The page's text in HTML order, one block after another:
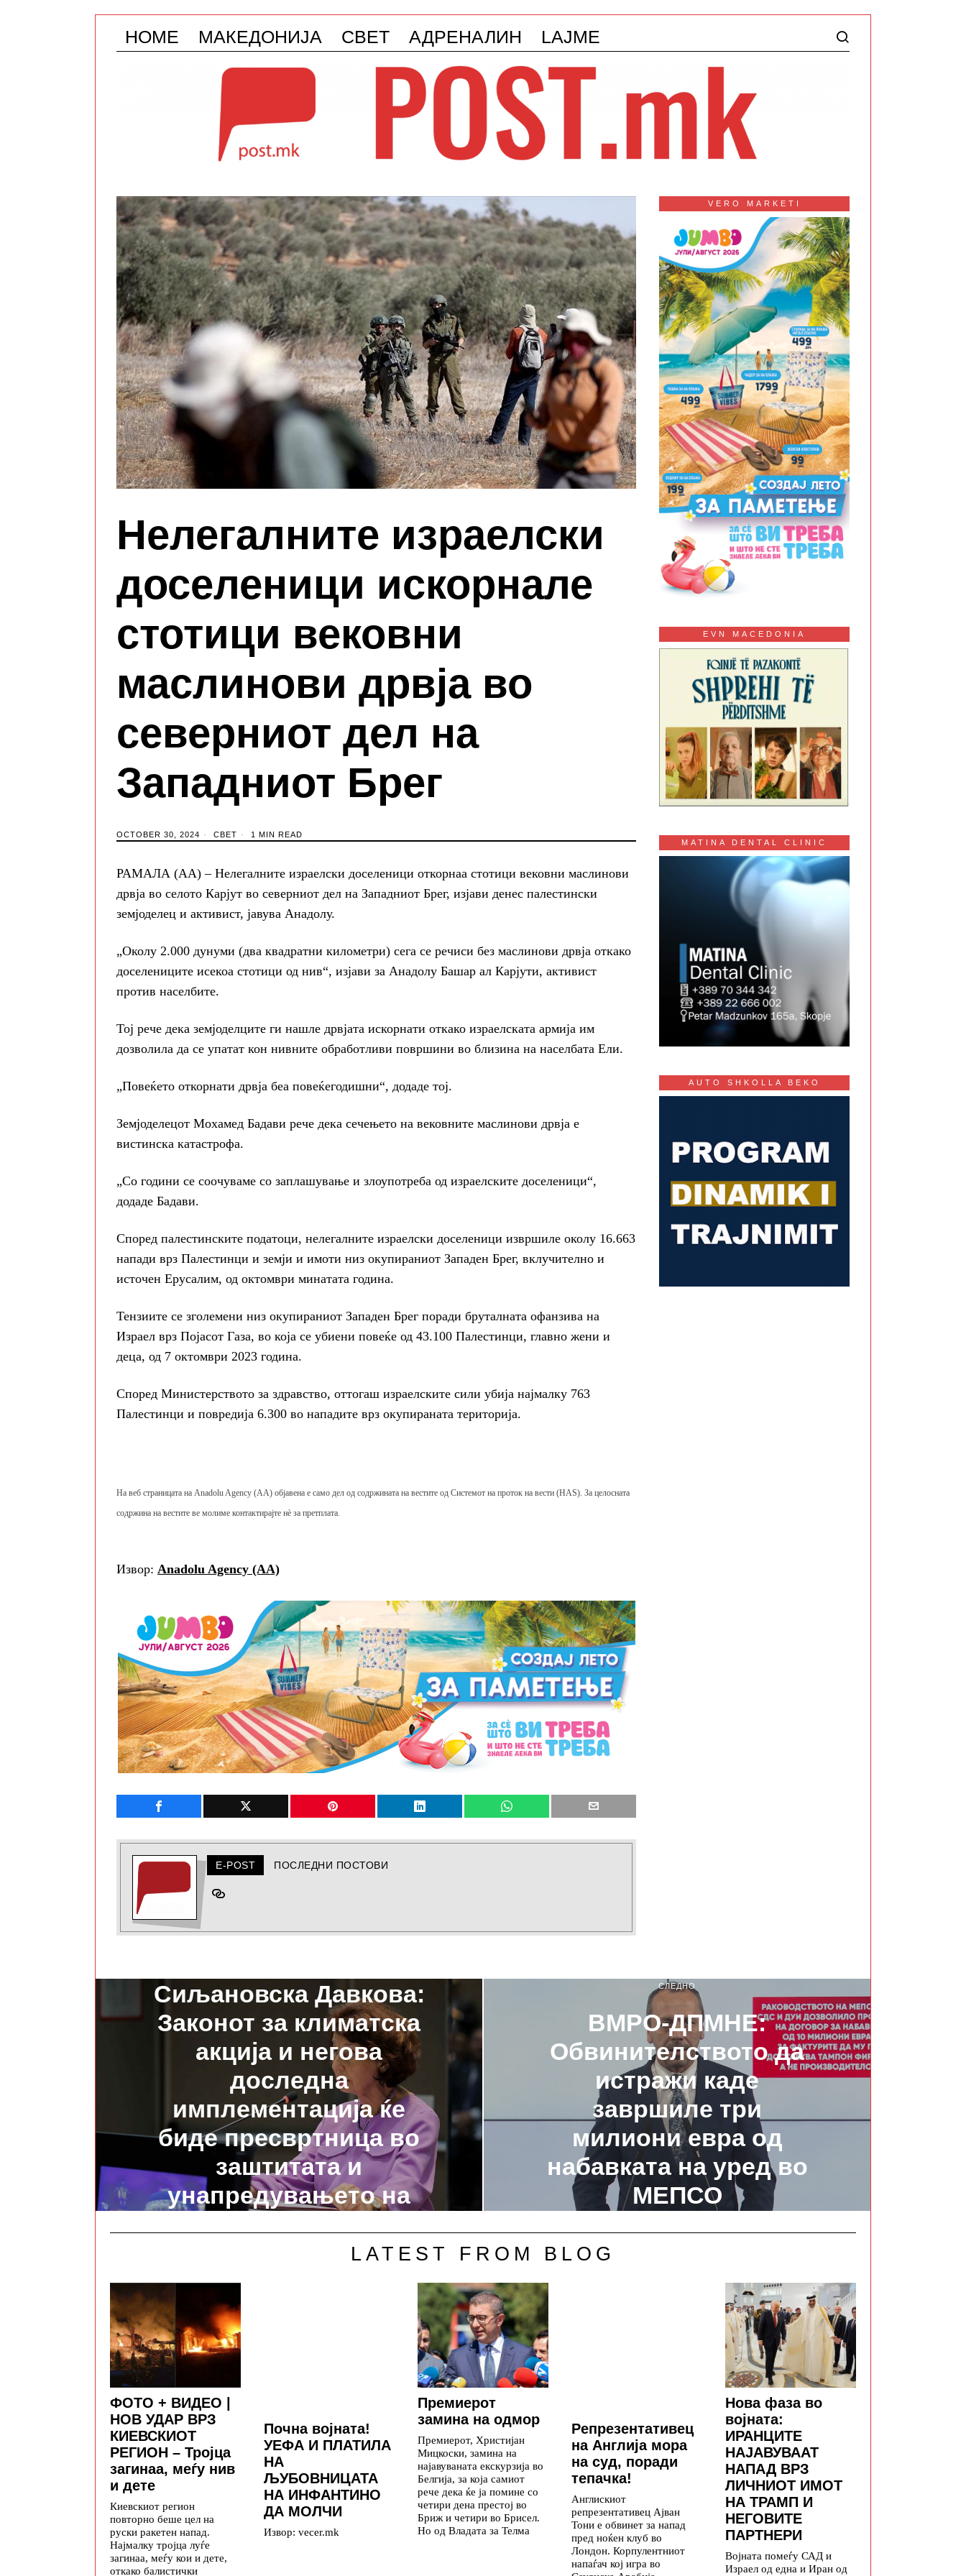
HOME МАКЕДОНИЈА СВЕТ АДРЕНАЛИН LAJME
Нелегалните израелски
доселеници искорнале
стотици вековни
маслинови дрвја во
северниот дел на
Западниот Брег
OCTOBER 30, 2024 СВЕТ 1 MIN READ
РАМАЛА (АА) – Нелегалните израелски доселеници откорнаа стотици вековни маслинови
дрвја во селото Карјут во северниот дел на Западниот Брег, изјави денес палестински
земјоделец и активист, јавува Анадолу.
„Околу 2.000 дунуми (два квадратни километри) сега се речиси без маслинови дрвја откако
доселениците исекоа стотици од нив“, изјави за Анадолу Башар ал Карјути, активист
против населбите.
Тој рече дека земјоделците ги нашле дрвјата искорнати откако израелската армија им
дозволила да се упатат кон нивните обработливи површини во близина на населбата Ели.
„Повеќето откорнати дрвја беа повеќегодишни“, додаде тој.
Земјоделецот Мохамед Бадави рече дека сечењето на вековните маслинови дрвја е
вистинска катастрофа.
„Со години се соочуваме со заплашување и злоупотреба од израелските доселеници“,
додаде Бадави.
Според палестинските податоци, нелегалните израелски доселеници извршиле околу 16.663
напади врз Палестинци и земји и имоти низ окупираниот Западен Брег, вклучително и
источен Ерусалим, од октомври минатата година.
Тензиите се зголемени низ окупираниот Западен Брег поради бруталната офанзива на
Израел врз Појасот Газа, во која се убиени повеќе од 43.100 Палестинци, главно жени и
деца, од 7 октомври 2023 година.
Според Министерството за здравство, оттогаш израелските сили убија најмалку 763
Палестинци и повредија 6.300 во нападите врз окупираната територија.
На веб страницата на Anadolu Agency (AA) објавена е само дел од содржината на вестите од Системот на проток на вести (HAS). За целосната
содржина на вестите ве молиме контактирајте нè за претплата.
Извор: Anadolu Agency (AA)
E-POST ПОСЛЕДНИ ПОСТОВИ
VERO MARKETI
EVN MACEDONIA
MATINA DENTAL CLINIC
AUTO SHKOLLA BEKO
Сиљановска Давкова:
Законот за климатска
акција и негова
доследна
имплементација ќе
биде пресвртница во
заштитата и
унапредувањето на
СЛЕДНО
ВМРО-ДПМНЕ:
Обвинителството да
истражи каде
завршиле три
милиони евра од
набавката на уред во
МЕПСО
LATEST FROM BLOG
ФОТО + ВИДЕО |
НОВ УДАР ВРЗ
КИЕВСКИОТ
РЕГИОН – Тројца
загинаа, меѓу нив
и дете
Киевскиот регион
повторно беше цел на
руски ракетен напад.
Најмалку тројца луѓе
загинаа, меѓу кои и дете,
откако балистички
Почна војната!
УЕФА И ПЛАТИЛА
НА
ЉУБОВНИЦАТА
НА ИНФАНТИНО
ДА МОЛЧИ
Извор: vecer.mk
Премиерот
замина на одмор
Премиерот, Христијан
Мицкоски, замина на
најавуваната екскурзија во
Белгија, за која самиот
рече дека ќе ја помине со
четири дена престој во
Бриж и четири во Брисел.
Но од Владата за Телма
Репрезентативец
на Англија мора
на суд, поради
тепачка!
Англискиот
репрезентативец Ајван
Тони е обвинет за напад
пред ноќен клуб во
Лондон. Корпулентниот
напаѓач кој игра во
Нова фаза во
војната:
ИРАНЦИТЕ
НАЈАВУВААТ
НАПАД ВРЗ
ЛИЧНИОТ ИМОТ
НА ТРАМП И
НЕГОВИТЕ
ПАРТНЕРИ
Војната помеѓу САД и
Израел од една и Иран од